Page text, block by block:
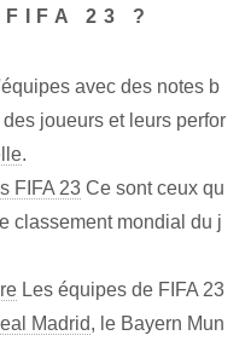
FIFA 23 ?
avec des notes b
joueurs et leurs perfor
.
FIFA 23 Ce sont ceux qu
classement mondial du j
Les équipes de FIFA 23
Madrid, le Bayern Mun